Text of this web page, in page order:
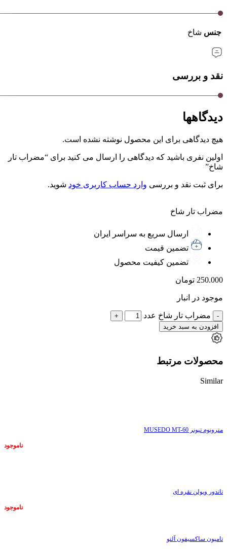
جنس شاخ
نقد و بررسی
دیدگاهها
هیچ دیدگاهی برای این محصول نوشته نشده است.
اولین نفری باشید که دیدگاهی را ارسال می کنید برای “مضراب تار
شاخ”
برای ثبت نقد و بررسی وارد حساب کاربری خود شوید.
مضراب تار شاخ
ارسال سریع به سراسر ایران
تضمین قیمت
تضمین کیفیت محصول
250.000 تومان
موجود در انبار
مضراب تار شاخ عدد
افزودن به سبد خرید
محصولات مرتبط
Similar
مترونوم تیونر MUSEDO MT-60
ناموجود
تاندور ویولن نقره ای
ناموجود
تامپون ساکسیفون آلتو